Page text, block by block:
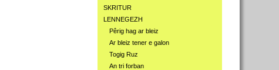
SKRITUR
LENNEGEZH
Pêrig hag ar bleiz
Ar bleiz tener e galon
Togig Ruz
An tri forban